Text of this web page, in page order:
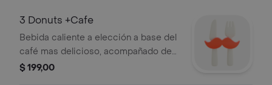
3 Donuts +Cafe
Bebida caliente a elección a base del
café mas delicioso, acompañado de
tres Donut glaseadas.
$ 199,00